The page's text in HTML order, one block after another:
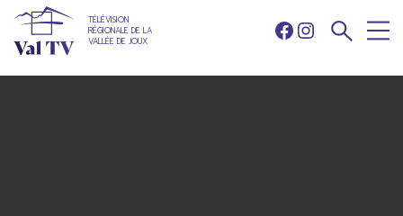
TÉLÉVISION
RÉGIONALE DE LA
VALLÉE DE JOUX
Facebook
Instagram